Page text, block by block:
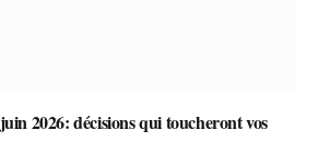
2026: décisions qui toucheront vos